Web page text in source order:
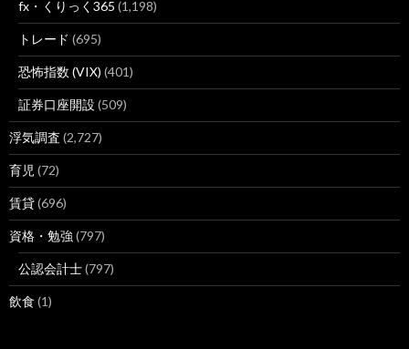
fx・くりっく365 (1,198)
トレード (695)
恐怖指数 (VIX) (401)
証券口座開設 (509)
浮気調査 (2,727)
育児 (72)
賃貸(696)
資格・勉強 (797)
公認会計士(797)
飲食 (1)